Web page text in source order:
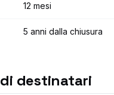
12 mesi
5 anni dalla chiusura
destinatari